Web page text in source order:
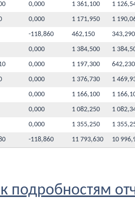
0,000 1 361,100
1
0,000 1 171,950
1
-118,860 462,150
343,290
0,000 1 384,500
1
0,000 1 197,300
642,230
0,000 1 376,730
1
0,000 1 166,100
1
0,000 1 082,250
1
0,000 1 355,250
1
-118,860 11 793,630 10
подробностям